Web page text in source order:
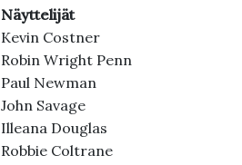
Näyttelijät
Kevin Costner
Robin Wright Penn
Paul Newman
John Savage
Illeana Douglas
Robbie Coltrane